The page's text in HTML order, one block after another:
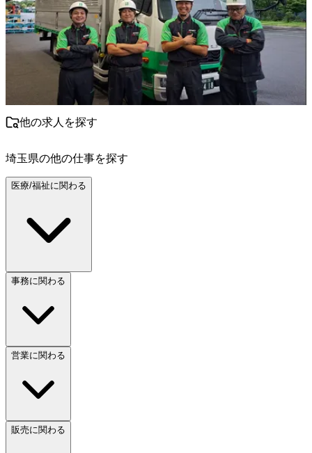
他の求人を探す
埼玉県の他の仕事を探す
医療/福祉に関わる
事務に関わる
営業に関わる
販売に関わる